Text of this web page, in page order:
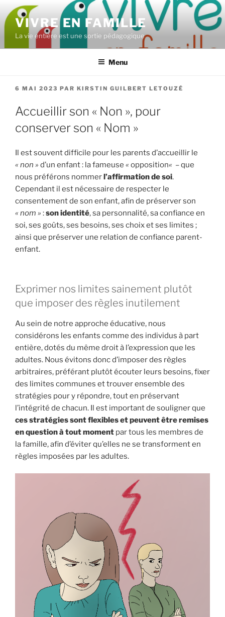
Aller
au
contenuVIVRE EN FAMILLE
La vie entière est une sortie pédagogique
Menu
PUBLIÉ
6 MAI 2023 PAR KIRSTIN GUILBERT LETOUZÉ
Accueillir son « Non », pour
conserver son « Nom »
Il est souvent difficile pour les parents d’accueillir le
« non » d’un enfant : la fameuse «opposition« – que
nous préférons nommerl’affirmation de soi.
Cependant il est nécessaire de respecter le
consentement de son enfant, afin de préserver son
« nom » :son identité, sa personnalité, sa confiance en
soi, ses goûts, ses besoins, ses choix et ses limites ;
ainsi que préserver une relation de confiance parent-
enfant.
Exprimer nos limites sainement plutôt
que imposer des règles inutilement
Au sein de notre approche éducative, nous
considérons les enfants comme des individus à part
entière, dotés du même droit à l’expression que les
adultes. Nous évitons donc d’imposer des règles
arbitraires, préférant plutôt écouter leurs besoins, fixer
des limites communes et trouver ensemble des
stratégies pour y répondre, tout en préservant
l’intégrité de chacun. Il est important de souligner que
ces stratégies sont flexibles et peuvent être remises
en question à tout moment par tous les membres de
la famille, afin d’éviter qu’elles ne se transforment en
règles imposées par les adultes.